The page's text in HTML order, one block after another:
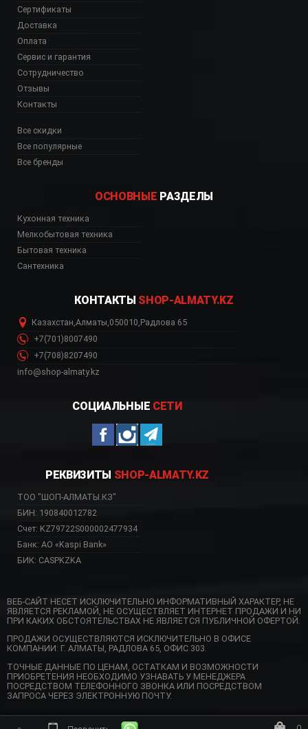
Сертификаты
Доставка
Оплата
Сервис и гарантия
Сотрудничество
Отзывы
Контакты
Все скидки
Все популярные
Все бренды
ОСНОВНЫЕ РАЗДЕЛЫ
Кухонная техника
Мелкобытовая техника
Бытовая техника
Сантехника
КОНТАКТЫ SHOP-ALMATY.KZ
Казахстан,Алматы,050010,Радлова 65
+7(701)8007490
+7(708)8207490
info@shop-almaty.kz
СОЦИАЛЬНЫЕ СЕТИ
РЕКВИЗИТЫ SHOP-ALMATY.KZ
ТОО "ШОП-АЛМАТЫ.КЗ"
БИН: 190840012782
Счет: KZ79722S000002477934
Банк: АО «Kaspi Bank»
БИК: CASPKZKA
ВЕБ-САЙТ НЕСЕТ ИСКЛЮЧИТЕЛЬНО ИНФОРМАТИВНЫЙ ХАРАКТЕР, НЕ
ЯВЛЯЕТСЯ РЕКЛАМОЙ, НЕ ОСУЩЕСТВЛЯЕТ ИНТЕРНЕТ ПРОДАЖИ И НИ
ПРИ КАКИХ ОБСТОЯТЕЛЬСТВАХ НЕ ЯВЛЯЕТСЯ ПУБЛИЧНОЙ ОФЕРТОЙ.
ПРОДАЖИ ОСУЩЕСТВЛЯЮТСЯ ИСКЛЮЧИТЕЛЬНО В ОФИСЕ
КОМПАНИИ: Г. АЛМАТЫ, РАДЛОВА 65, ОФИС 303.
ТОЧНЫЕ ДАННЫЕ ПО ЦЕНАМ, ОСТАТКАМ И ВОЗМОЖНОСТИ
ПРИОБРЕТЕНИЯ НЕОБХОДИМО УЗНАВАТЬ У МЕНЕДЖЕРА
ПОСРЕДСТВОМ ТЕЛЕФОННОГО ЗВОНКА ИЛИ ПОСРЕДСТВОМ
ЗАПРОСА ЧЕРЕЗ ЭЛЕКТРОННУЮ ПОЧТУ.